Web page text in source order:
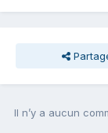
Il n’y a aucun